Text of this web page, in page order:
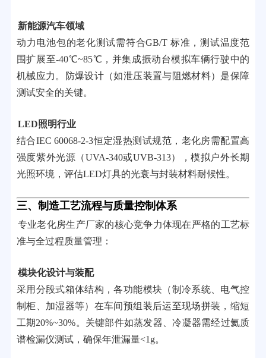
新能源汽车领域
动力电池包的老化测试需符合GB/T 标准，测试温度范
围扩展至-40℃~85℃，并集成振动台模拟车辆行驶中的
机械应力。防爆设计（如泄压装置与阻燃材料）是保障
测试安全的关键。
LED照明行业
结合IEC 60068-2-3恒定湿热测试规范，老化房需配置高
强度紫外光源（UVA-340或UVB-313），模拟户外长期
光照环境，评估LED灯具的光衰与封装材料耐候性。
三、制造工艺流程与质量控制体系
专业老化房生产厂家的核心竞争力体现在严格的工艺标
准与全过程质量管理：
模块化设计与装配
采用分段式箱体结构，各功能模块（制冷系统、电气控
制柜、加湿器等）在车间预组装后运至现场拼装，缩短
工期20%~30%。关键部件如蒸发器、冷凝器需经过氦质
谱检漏仪测试，确保年泄漏量<1g。